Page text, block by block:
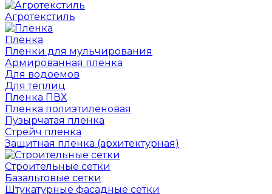
Агротекстиль
Пленка
Пленки для мульчирования
Армированная пленка
Для водоемов
Для теплиц
Пленка ПВХ
Пленка полиэтиленовая
Пузырчатая пленка
Cтрейч пленка
Защитная пленка (архитектурная)
Строительные сетки
Базальтовые сетки
Штукатурные фасадные сетки